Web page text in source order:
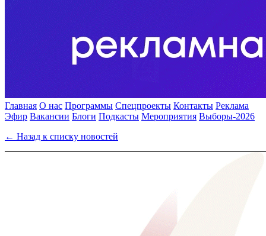
Главная О нас Программы Спецпроекты Контакты Реклама
Эфир Вакансии Блоги Подкасты Мероприятия Выборы-2026
← Назад к списку новостей